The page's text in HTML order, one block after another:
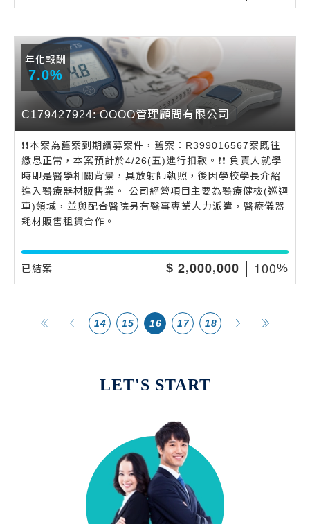
C179427924: OOOO管理顧問有限公司
年化報酬
7.0%
❗️❗️本案為舊案到期續募案件，舊案：R399016567案既往
繳息正常，本案預計於4/26(五)進行扣款。❗️❗️ 負責人就學
時即是醫學相關背景，具放射師執照，後因學校學長介紹
進入醫療器材販售業。 公司經營項目主要為醫療健檢(巡迴
車)領域，並與配合醫院另有醫事專業人力派遣，醫療儀器
耗材販售租賃合作。
已結案 $ 2,000,000 100%
14 15 16 17 18
LET'S START